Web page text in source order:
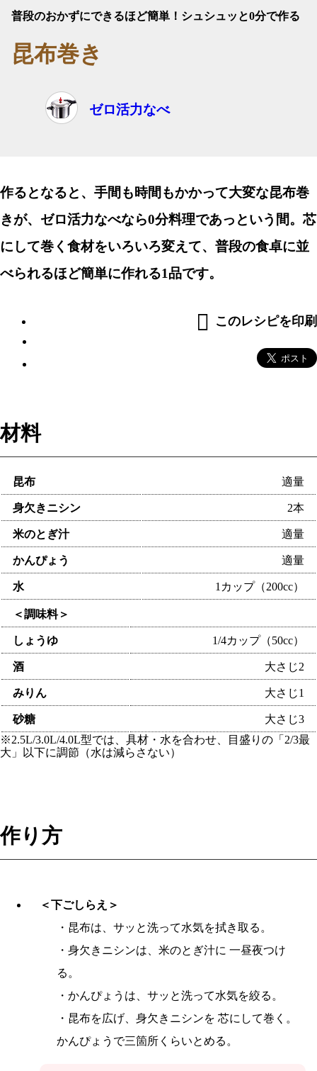
普段のおかずにできるほど簡単！シュシュッと0分で作る
昆布巻き
ゼロ活力なべ
作るとなると、手間も時間もかかって大変な昆布巻
きが、ゼロ活力なべなら0分料理であっという間。芯
にして巻く食材をいろいろ変えて、普段の食卓に並
べられるほど簡単に作れる1品です。
このレシピを印刷
材料
昆布 適量
身欠きニシン 2本
米のとぎ汁 適量
かんぴょう 適量
水 1カップ（200cc）
＜調味料＞
しょうゆ 1/4カップ（50cc）
酒 大さじ2
みりん 大さじ1
砂糖
大さじ3
※2.5L/3.0L/4.0L型では、具材・水を合わせ、目盛りの「2/3最
大」以下に調節（水は減らさない）
作り方
＜下ごしらえ＞
・昆布は、サッと洗って水気を拭き取る。
・身欠きニシンは、米のとぎ汁に 一昼夜つけ
る。
・かんぴょうは、サッと洗って水気を絞る。
・昆布を広げ、身欠きニシンを 芯にして巻く。
かんぴょうで三箇所くらいとめる。